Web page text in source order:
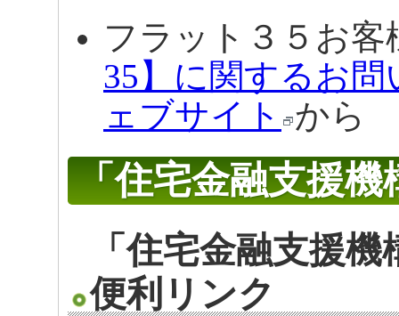
フラット３５お
35】に関するお問
ェブサイト
から
「住宅金融支援機
「住宅金融支援
便利リンク